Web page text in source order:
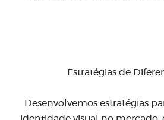
Estratégias de
Desenvolvemos estratégias